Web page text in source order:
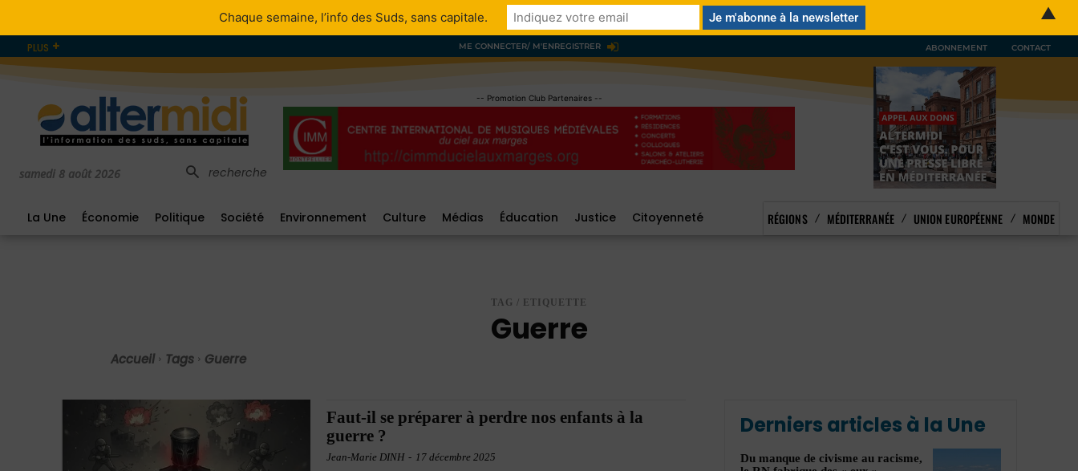
PLUS ME CONNECTER/ M'ENREGISTRER ABONNEMENT CONTACT
samedi 8 août 2026 recherche
-- Promotion Club Partenaires --
La Une Économie Politique Société Environnement Culture Médias Éducation Justice Citoyenneté RÉGIONS MÉDITERRANÉE UNION EUROPÉENNE MONDE
TAG / ETIQUETTE
Guerre
Accueil Tags Guerre
Faut-il se préparer à perdre nos enfants à la
guerre ?
Jean-Marie DINH - 17 décembre 2025
Derniers articles à la Une
Du manque de civisme au racisme,
Chaque semaine, l’info des Suds, sans capitale. ▲